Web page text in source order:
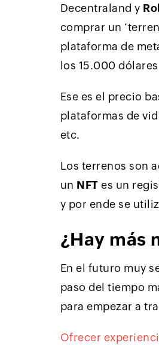
Decentraland y
comprar un
plataforma de
los 15.000
Ese es el precio
plataformas de
etc.
Los terrenos son
un NFT es un
y por ende se
¿Hay más
En el futuro muy
paso del tiempo
para empezar a
Ofrecer